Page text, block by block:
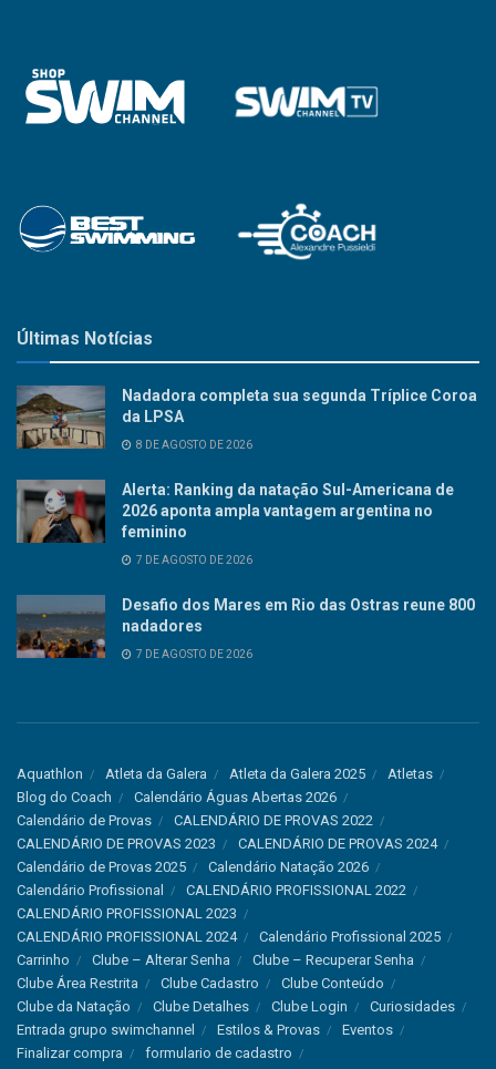
Últimas Notícias
Nadadora completa sua segunda Tríplice Coroa
da LPSA
8 DE AGOSTO DE 2026
Alerta: Ranking da natação Sul-Americana de
2026 aponta ampla vantagem argentina no
feminino
7 DE AGOSTO DE 2026
Desafio dos Mares em Rio das Ostras reune 800
nadadores
7 DE AGOSTO DE 2026
Aquathlon Atleta da Galera Atleta da Galera 2025
Atletas
Blog do Coach
Calendário Águas Abertas 2026
Calendário de Provas
CALENDÁRIO DE PROVAS 2022
CALENDÁRIO DE PROVAS 2023
CALENDÁRIO DE PROVAS 2024
Calendário de Provas 2025
Calendário Natação 2026
Calendário Profissional
CALENDÁRIO PROFISSIONAL 2022
CALENDÁRIO PROFISSIONAL 2023
CALENDÁRIO PROFISSIONAL 2024
Calendário Profissional 2025
Carrinho
Clube – Alterar Senha
Clube – Recuperar Senha
Clube Área Restrita
Clube Cadastro
Clube Conteúdo
Clube da Natação
Clube Detalhes Clube Login
Curiosidades
Entrada grupo swimchannel
Estilos & Provas
Eventos
Finalizar compra
formulario de cadastro